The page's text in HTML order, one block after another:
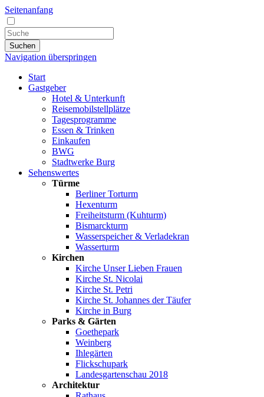
Seitenanfang
Suchen
Navigation überspringen
Start
Gastgeber
Hotel & Unterkunft
Reisemobilstellplätze
Tagesprogramme
Essen & Trinken
Einkaufen
BWG
Stadtwerke Burg
Sehenswertes
Türme
Berliner Torturm
Hexenturm
Freiheitsturm (Kuhturm)
Bismarckturm
Wasserspeicher & Verladekran
Wasserturm
Kirchen
Kirche Unser Lieben Frauen
Kirche St. Nicolai
Kirche St. Petri
Kirche St. Johannes der Täufer
Kirche in Burg
Parks & Gärten
Goethepark
Weinberg
Ihlegärten
Flickschupark
Landesgartenschau 2018
Architektur